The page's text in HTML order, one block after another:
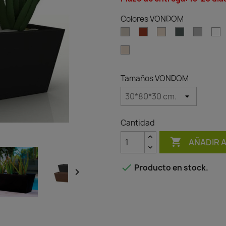

Colores VONDOM
Tamaños VONDOM
Cantidad
 AÑADIR
 Producto en stock.